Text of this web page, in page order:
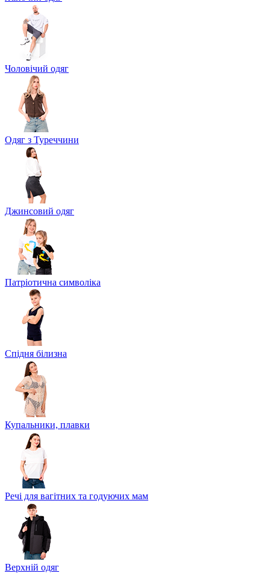
Чоловічий одяг
Одяг з Туреччини
Джинсовий одяг
Патріотична символіка
Спідня білизна
Купальники, плавки
Речі для вагітних та годуючих мам
Верхній одяг